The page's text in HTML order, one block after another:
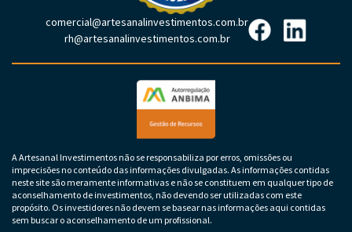
comercial@artesanalinvestimentos.com.br
rh@artesanalinvestimentos.com.br
A Artesanal Investimentos não se responsabiliza por erros, omissões ou
imprecisões no conteúdo das informações divulgadas. As informações contidas
neste site são meramente informativas e não se constituem em qualquer tipo de
aconselhamento de investimentos, não devendo ser utilizadas com este
propósito. Os investidores não devem se basear nas informações aqui contidas
sem buscar o aconselhamento de um profissional.